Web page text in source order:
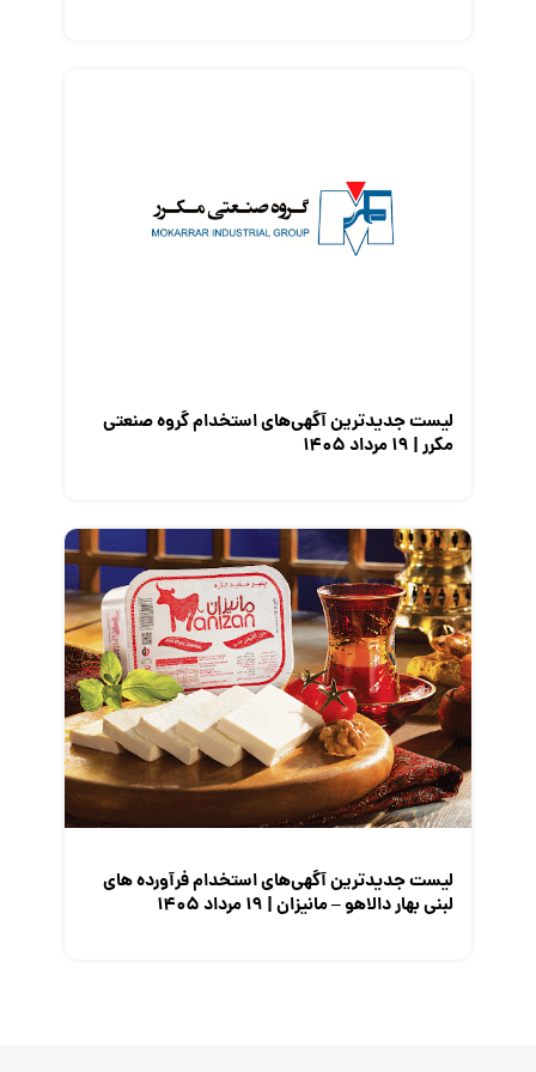
لیست جدیدترین آگهی‌های استخدام گروه صنعتی
مکرر | ۱۹ مرداد ۱۴۰۵
لیست جدیدترین آگهی‌های استخدام فرآورده های
لبنی بهار دالاهو – مانیزان | ۱۹ مرداد ۱۴۰۵